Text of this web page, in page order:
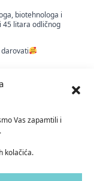
Vas zapamtili i
kolačića.
biotehnologa i
45 litara odličnog